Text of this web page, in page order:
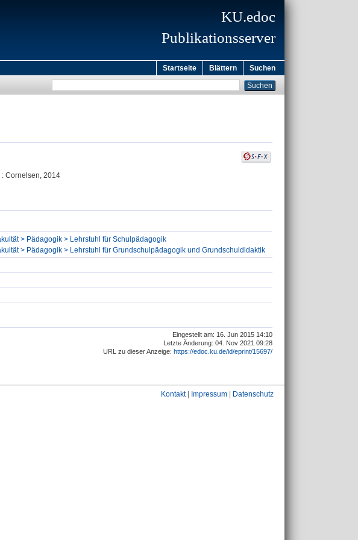
KU.edoc
Publikationsserver
Startseite Blättern Suchen
: Cornelsen, 2014
> Pädagogik > Lehrstuhl für Schulpädagogik
> Pädagogik > Lehrstuhl für Grundschulpädagogik und Grundschuldidaktik
Eingestellt am: 16. Jun 2015 14:10
Letzte Änderung: 04. Nov 2021 09:28
URL zu dieser Anzeige: https://edoc.ku.de/id/eprint/15697/
Kontakt| Impressum Datenschutz